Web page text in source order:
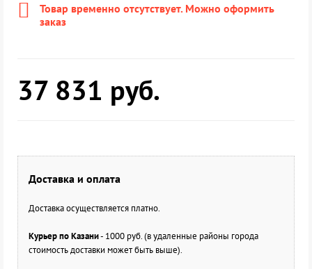
Товар временно отсутствует. Можно оформить
заказ
37 831 руб.
Доставка и оплата
Доставка осуществляется платно.
Курьер по Казани- 1000 руб. (в удаленные районы города
стоимость доставки может быть выше).